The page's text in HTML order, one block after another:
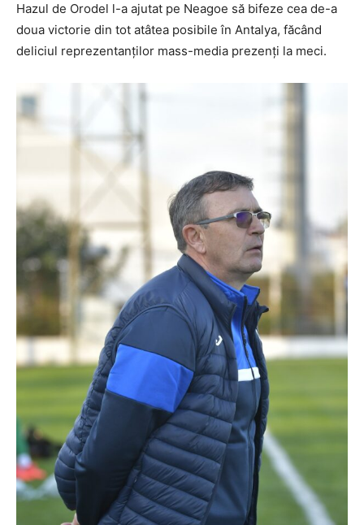
Hazul de Orodel l-a ajutat pe Neagoe să bifeze cea de-a
doua victorie din tot atâtea posibile în Antalya, făcând
deliciul reprezentanților mass-media prezenți la meci.